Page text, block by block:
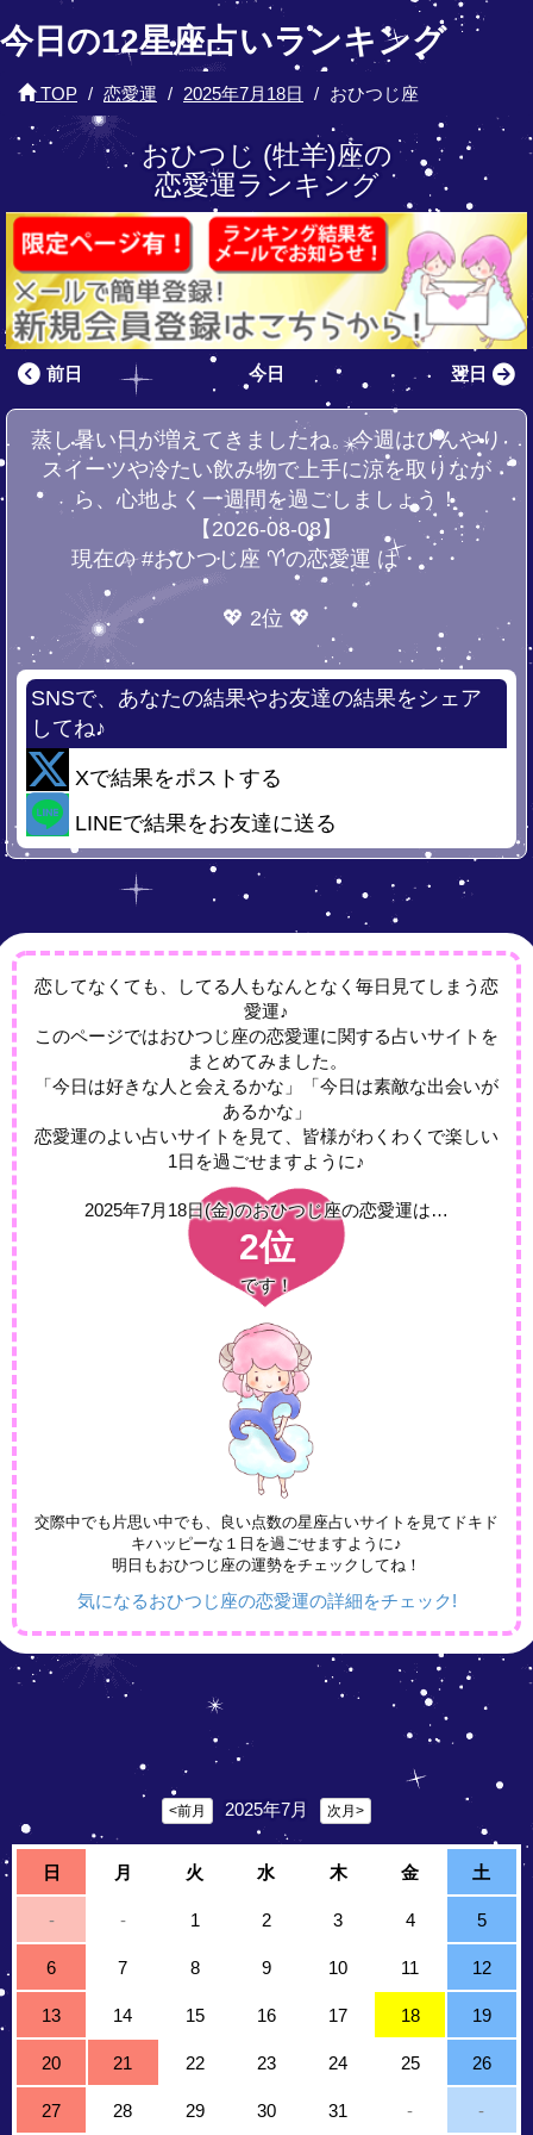
今日の12星座占いランキング
TOP 恋愛運 2025年7月18日 おひつじ座
おひつじ (牡羊)座の
恋愛運ランキング
前日 今日 翌日
蒸し暑い日が増えてきましたね。今週はひんやり
スイーツや冷たい飲み物で上手に涼を取りなが
ら、心地よく一週間を過ごしましょう！
【2026-08-08】
現在の #おひつじ座 ♈の恋愛運 は・・・
💖 2位 💖
SNSで、あなたの結果やお友達の結果をシェア
してね♪
Xで結果をポストする
LINEで結果をお友達に送る
恋してなくても、してる人もなんとなく毎日見てしまう恋
愛運♪
このページではおひつじ座の恋愛運に関する占いサイトを
まとめてみました。
「今日は好きな人と会えるかな」「今日は素敵な出会いが
あるかな」
恋愛運のよい占いサイトを見て、皆様がわくわくで楽しい
1日を過ごせますように♪
2025年7月18日(金)のおひつじ座の恋愛運は…
2位
です！
交際中でも片思い中でも、良い点数の星座占いサイトを見てドキド
キハッピーな１日を過ごせますように♪
明日もおひつじ座の運勢をチェックしてね！
気になるおひつじ座の恋愛運の詳細をチェック!
<前月 2025年7月 次月>
日 月 火 水 木 金 土
- - 1 2 3 4 5
6 7 8 9 10 11 12
13 14 15 16 17 18 19
20 21 22 23 24 25 26
27 28 29 30 31 - -